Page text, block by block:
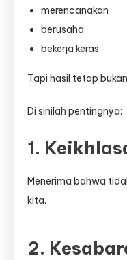
merencanakan
berusaha
bekerja keras
Tapi hasil tetap
Di sinilah pentingnya:
1.
Menerima bahwa
kita.
2.